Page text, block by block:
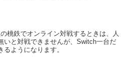
桃鉄でオンライン対戦するときは、人
いと対戦できませんが、Switch一台だ
ようになります。